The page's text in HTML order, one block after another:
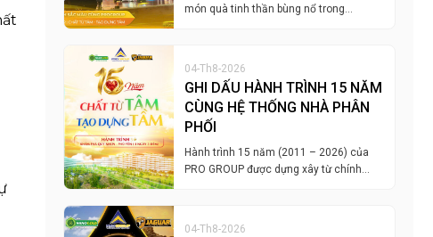
món quà tinh thần bùng nổ trong…
04-Th8-2026
GHI DẤU HÀNH TRÌNH 15 NĂM
CÙNG HỆ THỐNG NHÀ PHÂN
PHỐI
Hành trình 15 năm (2011 – 2026) của
PRO GROUP được dựng xây từ chính…
04-Th8-2026